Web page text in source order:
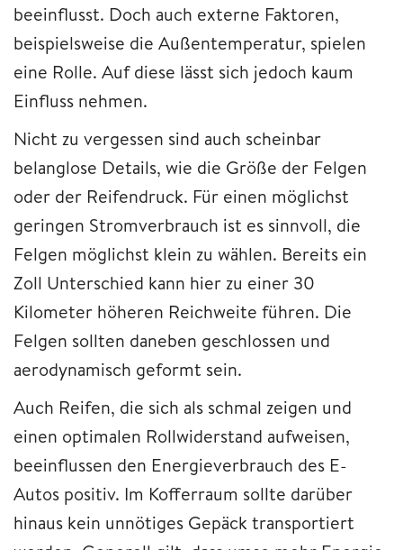
beeinflusst. Doch auch externe Faktoren,
beispielsweise die Außentemperatur, spielen
eine Rolle. Auf diese lässt sich jedoch kaum
Einfluss nehmen.
Nicht zu vergessen sind auch scheinbar
belanglose Details, wie die Größe der Felgen
oder der Reifendruck. Für einen möglichst
geringen Stromverbrauch ist es sinnvoll, die
Felgen möglichst klein zu wählen. Bereits ein
Zoll Unterschied kann hier zu einer 30
Kilometer höheren Reichweite führen. Die
Felgen sollten daneben geschlossen und
aerodynamisch geformt sein.
Auch Reifen, die sich als schmal zeigen und
einen optimalen Rollwiderstand aufweisen,
beeinflussen den Energieverbrauch des E-
Autos positiv. Im Kofferraum sollte darüber
hinaus kein unnötiges Gepäck transportiert